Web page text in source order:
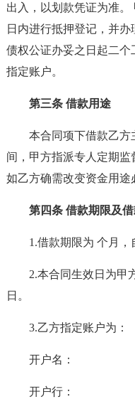
出入，以划款凭证为准
日内进行抵押登记，并
债权公证办妥之日起二
指定账户。
第三条 借款用途
本合同项下借款乙方
间，甲方指派专人定期监
如乙方确需改变资金用途
第四条 借款期限及
1.借款期限为 个月，
2.本合同生效日为甲
日。
3.乙方指定账户为：
开户名：
开户行：